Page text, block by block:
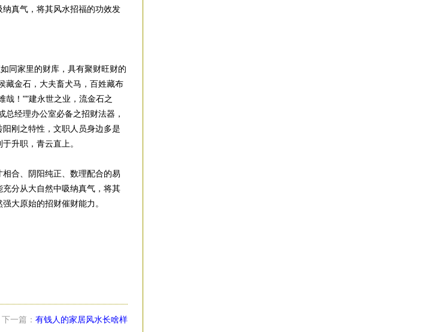
真气，将其风水招福的功效发
同家里的财库，具有聚财旺财的
藏金石，大夫畜犬马，百姓藏布
哉！""建永世之业，流金石之
经理办公室必备之招财法器，
刚之特性，文职人员身边多是
升职，青云直上。
合、阴阳纯正、数理配合的易
分从大自然中吸纳真气，将其
大原始的招财催财能力。
下一篇： 有钱人的家居风水长啥样